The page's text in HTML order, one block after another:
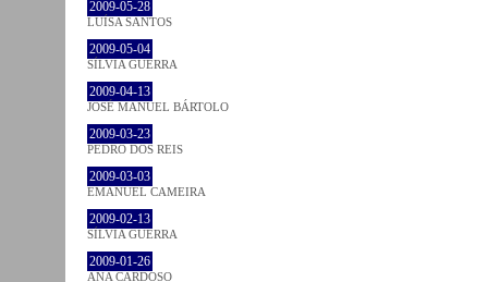
2009-05-28
LUÍSA SANTOS
2009-05-04
SÍLVIA GUERRA
2009-04-13
JOSÉ MANUEL BÁRTOLO
2009-03-23
PEDRO DOS REIS
2009-03-03
EMANUEL CAMEIRA
2009-02-13
SÍLVIA GUERRA
2009-01-26
ANA CARDOSO